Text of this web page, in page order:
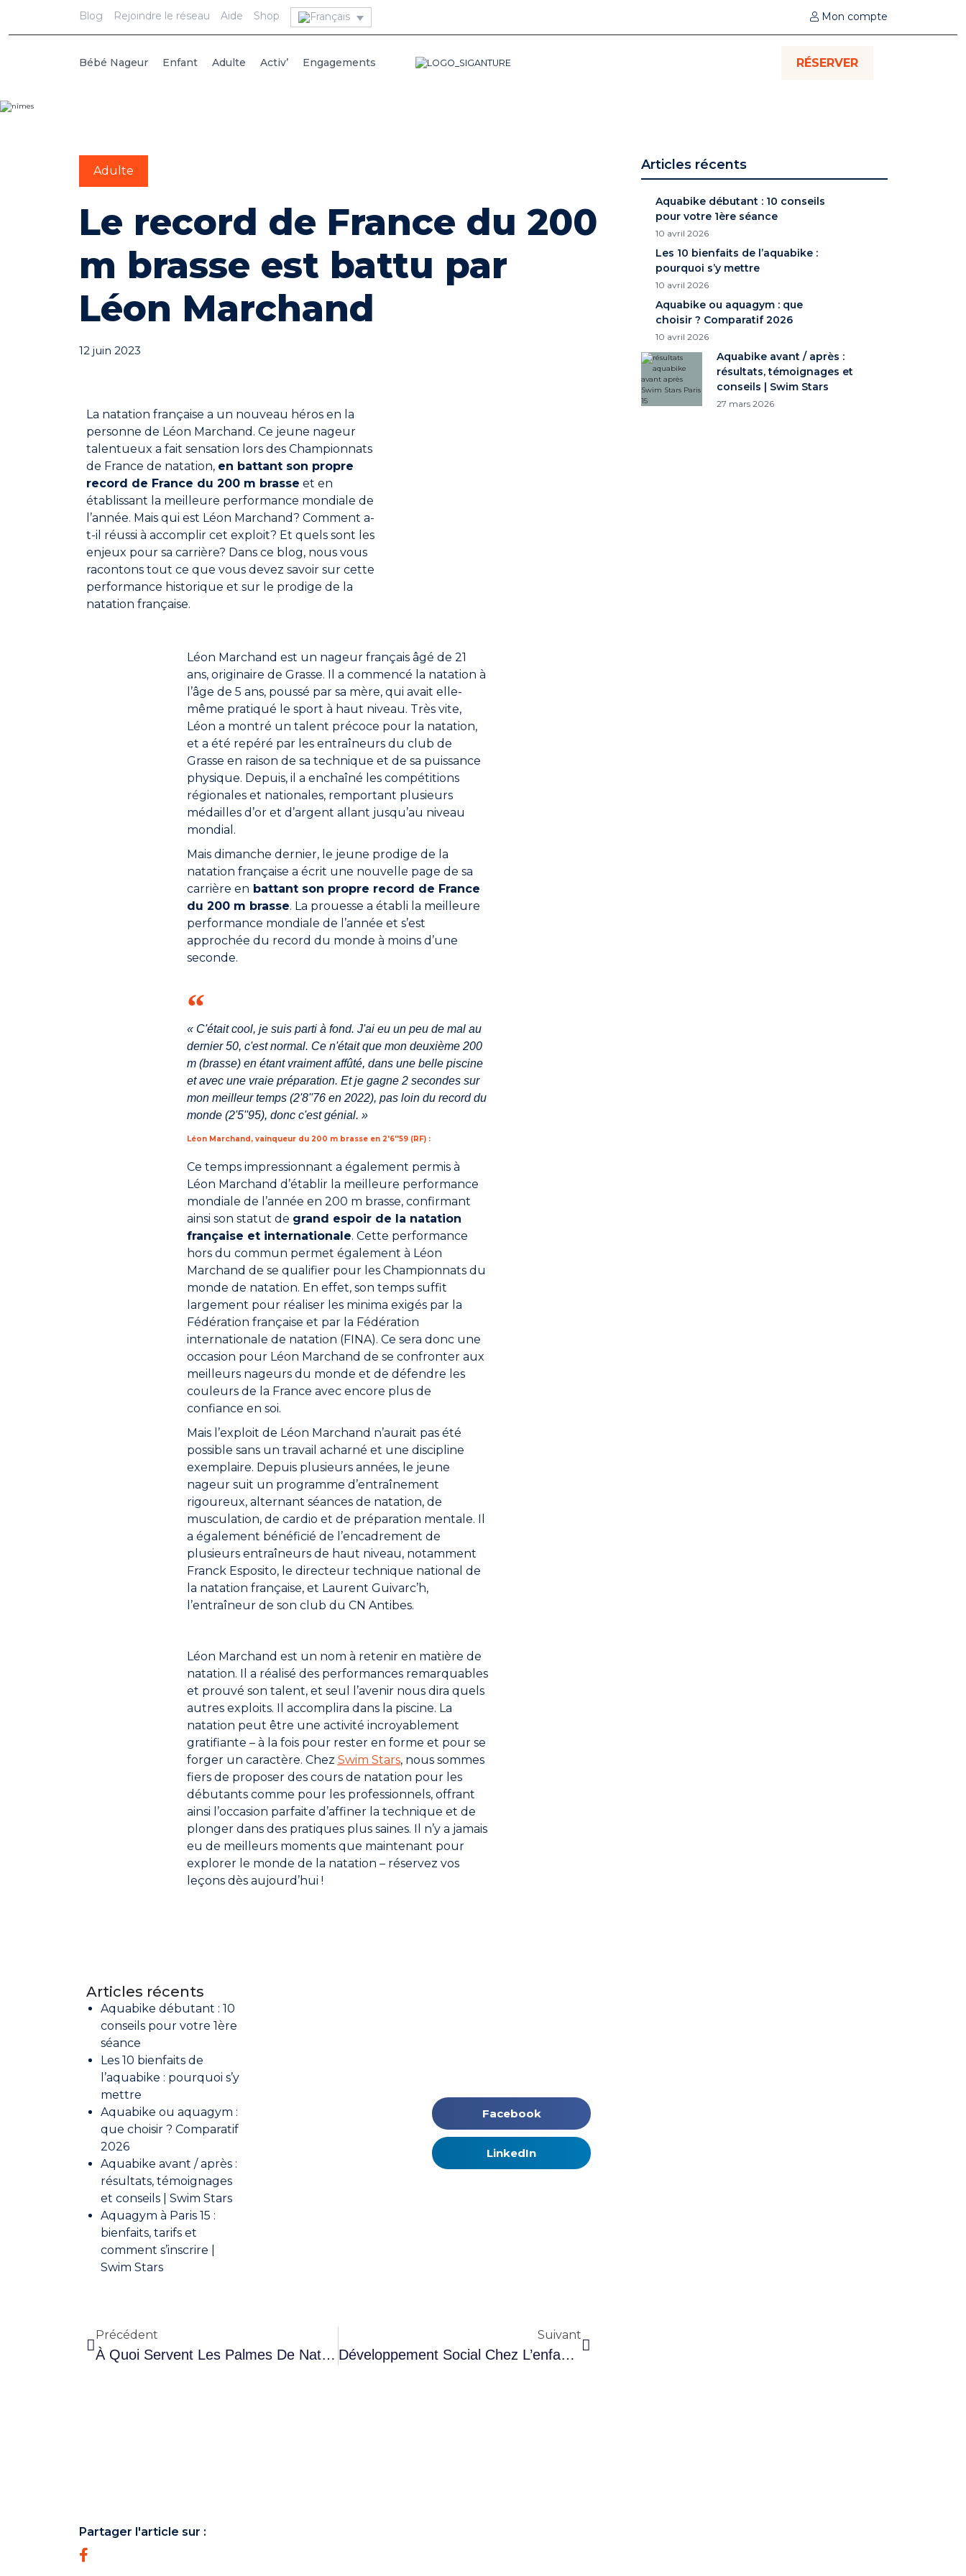
Blog Rejoindre le réseau Aide Shop Mon compte
Bébé Nageur Enfant Adulte Activ’ Engagements RÉSERVER
Adulte
Le record de France du 200
m brasse est battu par
Léon Marchand
12 juin 2023
La natation française a un nouveau héros en la
personne de Léon Marchand. Ce jeune nageur
talentueux a fait sensation lors des Championnats
de France de natation, en battant son propre
record de France du 200 m brasse et en
établissant la meilleure performance mondiale de
l’année. Mais qui est Léon Marchand? Comment a-
t-il réussi à accomplir cet exploit? Et quels sont les
enjeux pour sa carrière? Dans ce blog, nous vous
racontons tout ce que vous devez savoir sur cette
performance historique et sur le prodige de la
natation française.
Léon Marchand est un nageur français âgé de 21
ans, originaire de Grasse. Il a commencé la natation à
l’âge de 5 ans, poussé par sa mère, qui avait elle-
même pratiqué le sport à haut niveau. Très vite,
Léon a montré un talent précoce pour la natation,
et a été repéré par les entraîneurs du club de
Grasse en raison de sa technique et de sa puissance
physique. Depuis, il a enchaîné les compétitions
régionales et nationales, remportant plusieurs
médailles d’or et d’argent allant jusqu’au niveau
mondial.
Mais dimanche dernier, le jeune prodige de la
natation française a écrit une nouvelle page de sa
carrière en battant son propre record de France
du 200 m brasse. La prouesse a établi la meilleure
performance mondiale de l’année et s’est
approchée du record du monde à moins d’une
seconde.
« C'était cool, je suis parti à fond. J'ai eu un peu de mal au
dernier 50, c'est normal. Ce n'était que mon deuxième 200
m (brasse) en étant vraiment affûté, dans une belle piscine
et avec une vraie préparation. Et je gagne 2 secondes sur
mon meilleur temps (2'8''76 en 2022), pas loin du record du
monde (2'5''95), donc c'est génial. »
Léon Marchand, vainqueur du 200 m brasse en 2'6''59 (RF) :
Ce temps impressionnant a également permis à
Léon Marchand d’établir la meilleure performance
mondiale de l’année en 200 m brasse, confirmant
ainsi son statut de grand espoir de la natation
française et internationale. Cette performance
hors du commun permet également à Léon
Marchand de se qualifier pour les Championnats du
monde de natation. En effet, son temps suffit
largement pour réaliser les minima exigés par la
Fédération française et par la Fédération
internationale de natation (FINA). Ce sera donc une
occasion pour Léon Marchand de se confronter aux
meilleurs nageurs du monde et de défendre les
couleurs de la France avec encore plus de
confiance en soi.
Mais l’exploit de Léon Marchand n’aurait pas été
possible sans un travail acharné et une discipline
exemplaire. Depuis plusieurs années, le jeune
nageur suit un programme d’entraînement
rigoureux, alternant séances de natation, de
musculation, de cardio et de préparation mentale. Il
a également bénéficié de l’encadrement de
plusieurs entraîneurs de haut niveau, notamment
Franck Esposito, le directeur technique national de
la natation française, et Laurent Guivarc’h,
l’entraîneur de son club du CN Antibes.
Léon Marchand est un nom à retenir en matière de
natation. Il a réalisé des performances remarquables
et prouvé son talent, et seul l’avenir nous dira quels
autres exploits. Il accomplira dans la piscine. La
natation peut être une activité incroyablement
gratifiante – à la fois pour rester en forme et pour se
forger un caractère. Chez Swim Stars, nous sommes
fiers de proposer des cours de natation pour les
débutants comme pour les professionnels, offrant
ainsi l’occasion parfaite d’affiner la technique et de
plonger dans des pratiques plus saines. Il n’y a jamais
eu de meilleurs moments que maintenant pour
explorer le monde de la natation – réservez vos
leçons dès aujourd’hui !
Articles récents
Aquabike débutant : 10
conseils pour votre 1ère
séance
Les 10 bienfaits de
l’aquabike : pourquoi s’y
mettre
Aquabike ou aquagym :
que choisir ? Comparatif
2026
Aquabike avant / après :
résultats, témoignages
et conseils | Swim Stars
Aquagym à Paris 15 :
bienfaits, tarifs et
comment s’inscrire |
Swim Stars
Facebook
LinkedIn
Précédent
À Quoi Servent Les Palmes De Natation ?
Suivant
Développement Social Chez L’enfant : Conseils Essentiels Pour Favoriser Son Épanouissement
Articles récents
Aquabike débutant : 10 conseils
pour votre 1ère séance
10 avril 2026
Les 10 bienfaits de l’aquabike :
pourquoi s’y mettre
10 avril 2026
Aquabike ou aquagym : que
choisir ? Comparatif 2026
10 avril 2026
Aquabike avant / après :
résultats, témoignages et
conseils | Swim Stars
27 mars 2026
Partager l'article sur :